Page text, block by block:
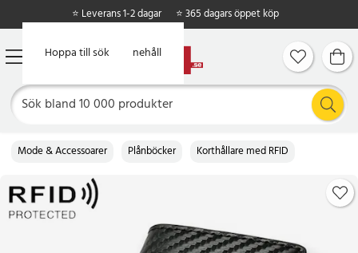
Hoppa till huvudinnehåll
Hoppa till sök
⭐ Leverans 1-2 dagar ⭐ 365 dagars öppet köp
Mode & Accessoarer Plånböcker Korthållare med RFID